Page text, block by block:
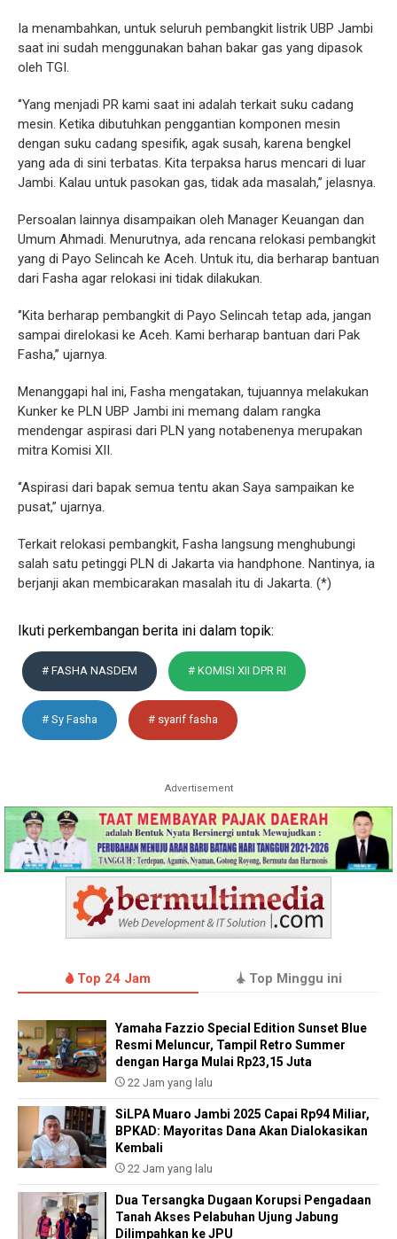
Ia menambahkan, untuk seluruh pembangkit listrik UBP Jambi
saat ini sudah menggunakan bahan bakar gas yang dipasok
oleh TGI.
‘’Yang menjadi PR kami saat ini adalah terkait suku cadang
mesin. Ketika dibutuhkan penggantian komponen mesin
dengan suku cadang spesifik, agak susah, karena bengkel
yang ada di sini terbatas. Kita terpaksa harus mencari di luar
Jambi. Kalau untuk pasokan gas, tidak ada masalah,’’ jelasnya.
Persoalan lainnya disampaikan oleh Manager Keuangan dan
Umum Ahmadi. Menurutnya, ada rencana relokasi pembangkit
yang di Payo Selincah ke Aceh. Untuk itu, dia berharap bantuan
dari Fasha agar relokasi ini tidak dilakukan.
‘’Kita berharap pembangkit di Payo Selincah tetap ada, jangan
sampai direlokasi ke Aceh. Kami berharap bantuan dari Pak
Fasha,’’ ujarnya.
Menanggapi hal ini, Fasha mengatakan, tujuannya melakukan
Kunker ke PLN UBP Jambi ini memang dalam rangka
mendengar aspirasi dari PLN yang notabenenya merupakan
mitra Komisi XII.
‘’Aspirasi dari bapak semua tentu akan Saya sampaikan ke
pusat,’’ ujarnya.
Terkait relokasi pembangkit, Fasha langsung menghubungi
salah satu petinggi PLN di Jakarta via handphone. Nantinya, ia
berjanji akan membicarakan masalah itu di Jakarta. (*)
Ikuti perkembangan berita ini dalam topik:
# FASHA NASDEM # KOMISI XII DPR RI
# Sy Fasha # syarif fasha
Advertisement
Top 24 Jam Top Minggu ini
Yamaha Fazzio Special Edition Sunset Blue
Resmi Meluncur, Tampil Retro Summer
dengan Harga Mulai Rp23,15 Juta
22 Jam yang lalu
SiLPA Muaro Jambi 2025 Capai Rp94 Miliar,
BPKAD: Mayoritas Dana Akan Dialokasikan
Kembali
22 Jam yang lalu
Dua Tersangka Dugaan Korupsi Pengadaan
Tanah Akses Pelabuhan Ujung Jabung
Dilimpahkan ke JPU